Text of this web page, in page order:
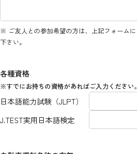
※ ご友人との参加希望の方は、上記フォーム
下さい。
各種資格
※すでにお持ちの資格があればご入力ください。
日本語能力試験（JLPT）
J.TEST実用日本語検定